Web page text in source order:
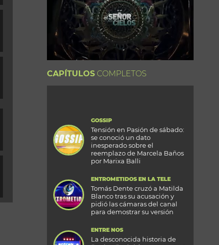
CAPÍTULOS COMPLETOS
GOSSIP
Tensión en Pasión de sábado:
se conoció un dato
inesperado sobre el
reemplazo de Marcela Baños
por Marixa Balli
ENTROMETIDOS EN LA TELE
Tomás Dente cruzó a Matilda
Blanco tras su acusación y
pidió las cámaras del canal
para demostrar su versión
ENTRE NOS
La desconocida historia de